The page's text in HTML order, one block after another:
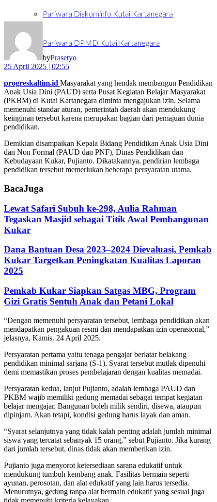
Pariwara Diskominfo Kutai Kartanegara
Pariwara DPMD Kutai Kartanegara
byPrasetyo
25 April 2025 | 02:55
progreskaltim.id Masyarakat yang hendak membangun Pendidikan
Anak Usia Dini (PAUD) serta Pusat Kegiatan Belajar Masyarakat
(PKBM) di Kutai Kartanegara diminta mengajukan izin. Selama
memenuhi standar aturan, pemerintah daerah akan mendukung
keinginan tersebut karena merupakan bagian dari pemajuan dunia
pendidikan.
Demikian disampaikan Kepala Bidang Pendidikan Anak Usia Dini
dan Non Formal (PAUD dan PNF), Dinas Pendidikan dan
Kebudayaan Kukar, Pujianto. Dikatakannya, pendirian lembaga
pendidikan tersebut memerlukan beberapa persyaratan utama.
BacaJuga
Lewat Safari Subuh ke-298, Aulia Rahman
Tegaskan Masjid sebagai Titik Awal Pembangunan
Kukar
Dana Bantuan Desa 2023–2024 Dievaluasi, Pemkab
Kukar Targetkan Peningkatan Kualitas Laporan
2025
Pemkab Kukar Siapkan Satgas MBG, Program
Gizi Gratis Sentuh Anak dan Petani Lokal
“Dengan memenuhi persyaratan tersebut, lembaga pendidikan akan
mendapatkan pengakuan resmi dan mendapatkan izin operasional,”
jelasnya, Kamis. 24 April 2025.
Persyaratan pertama yaitu tenaga pengajar berlatar belakang
pendidikan minimal sarjana (S-1). Syarat tersebut mutlak dipenuhi
demi memastikan proses pembelajaran dengan kualitas memadai.
Persyaratan kedua, lanjut Pujianto, adalah lembaga PAUD dan
PKBM wajib memiliki gedung memadai sebagai tempat kegiatan
belajar mengajar. Bangunan boleh milik sendiri, disewa, ataupun
dipinjam. Akan tetapi, kondisi gedung harus layak dan aman.
“Syarat selanjutnya yang tidak kalah penting adalah jumlah minimal
siswa yang tercatat sebanyak 15 orang,” sebut Pujianto. Jika kurang
dari jumlah tersebut, dinas tidak akan memberikan izin.
Pujianto juga menyorot ketersediaan sarana edukatif untuk
mendukung tumbuh kembang anak. Fasilitas bermain seperti
ayunan, perosotan, dan alat edukatif yang lain harus tersedia.
Menurutnya, gedung tanpa alat bermain edukatif yang sesuai juga
tidak memenuhi kriteria kelayakan.